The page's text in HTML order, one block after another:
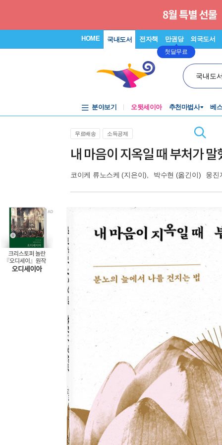
HOME 국내도서 전자책 만권당
첫달무료
외국도서
국내도
분야보기 오뒷세이아 추천마법사 베
무료배송 소득공제
내 마음이 지옥일 때 부처가 말
코이케 류노스케 (지은이), 박수현 (옮긴이) 웅진